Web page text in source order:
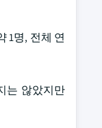
1명, 전체 연
는 않았지만